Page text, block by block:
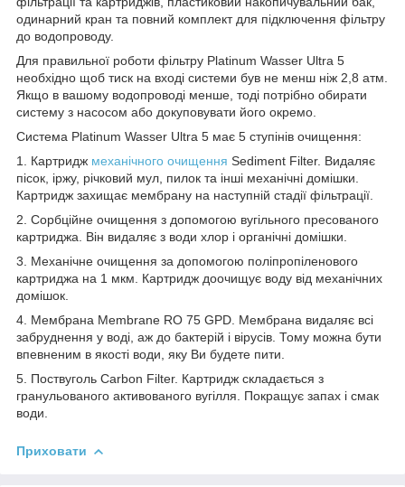
одинарний кран та повний комплект для підключення фільтру
до водопроводу.
Для правильної роботи фільтру Platinum Wasser Ultra 5
необхідно щоб тиск на вході системи був не менш ніж 2,8 атм.
Якщо в вашому водопроводі менше, тоді потрібно обирати
систему з насосом або докуповувати його окремо.
Система Platinum Wasser Ultra 5 має 5 ступінів очищення:
1. Картридж механічного очищення Sediment Filter. Видаляє
пісок, іржу, річковий мул, пилок та інші механічні домішки.
Картридж захищає мембрану на наступній стадії фільтрації.
2. Сорбційне очищення з допомогою вугільного пресованого
картриджа. Він видаляє з води хлор і органічні домішки.
3. Механічне очищення за допомогою поліпропіленового
картриджа на 1 мкм. Картридж доочищує воду від механічних
домішок.
4. Мембрана Membrane RO 75 GPD. Мембрана видаляє всі
забруднення у воді, аж до бактерій і вірусів. Тому можна бути
впевненим в якості води, яку Ви будете пити.
5. Поствуголь Carbon Filter. Картридж складається з
гранульованого активованого вугілля. Покращує запах і смак
води.
Приховати